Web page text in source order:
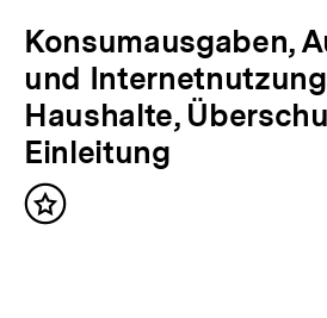
e
r
i
g
e
r
N
ä
c
h
s
t
Konsumausgaben,
und
Haushalte,
Einleitung
Inhalt